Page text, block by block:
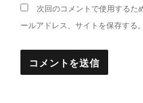
次回のコメントで使用するた
ールアドレス、サイトを保存する。